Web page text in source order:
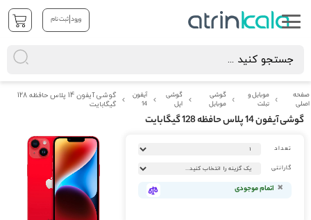
ورود|ثبت نام
صفحه
اصلی
موبایل و
تبلت
گوشی
موبایل
گوشی
اپل
آیفون
14
گوشی آیفون 14 پلاس حافظه 128
گیگابایت
گوشی آیفون 14 پلاس حافظه 128 گیگابایت
رفتن
انتهای
گالری
تصاویر
تعداد
گارانتی
اتمام موجودی